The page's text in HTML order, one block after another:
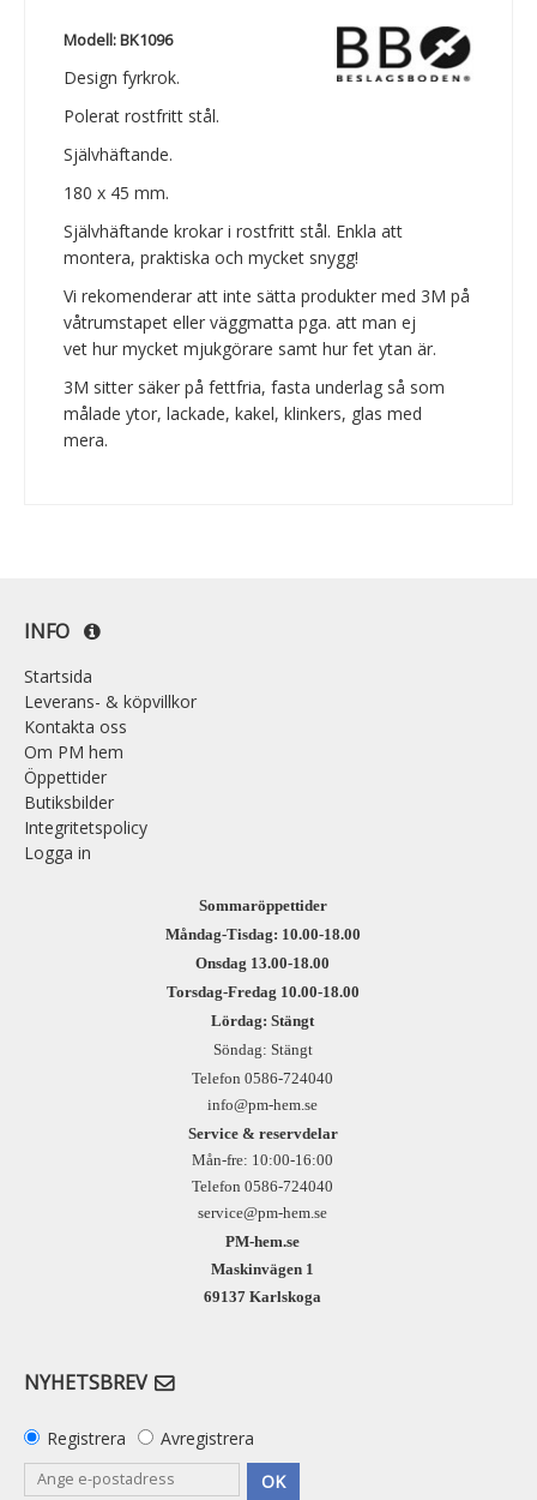
Modell: BK1096
Design fyrkrok.
Polerat rostfritt stål.
Självhäftande.
180 x 45 mm.
Självhäftande krokar i rostfritt stål. Enkla att
montera, praktiska och mycket snygg!
Vi rekomenderar att inte sätta produkter med 3M på
våtrumstapet eller väggmatta pga. att man ej
vet hur mycket mjukgörare samt hur fet ytan är.
3M sitter säker på fettfria, fasta underlag så som
målade ytor, lackade, kakel, klinkers, glas med
mera.
INFO
Startsida
Leverans- & köpvillkor
Kontakta oss
Om PM hem
Öppettider
Butiksbilder
Integritetspolicy
Logga in
Sommaröppettider
Måndag-Tisdag: 10.00-18.00
Onsdag 13.00-18.00
Torsdag-Fredag 10.00-18.00
Lördag: Stängt
Söndag: Stängt
Telefon 0586-724040
info@pm-hem.se
Service & reservdelar
Mån-fre: 10:00-16:00
Telefon 0586-724040
service@pm-hem.se
PM-hem.se
Maskinvägen 1
69137 Karlskoga
NYHETSBREV
Registrera
Avregistrera
OK